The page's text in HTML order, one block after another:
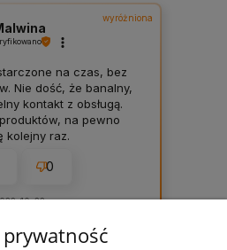
wyróżniona
na czas, bez
Nie dość, że banalny,
kontakt z obsługą.
na pewno
kolejny raz.
0
10-22